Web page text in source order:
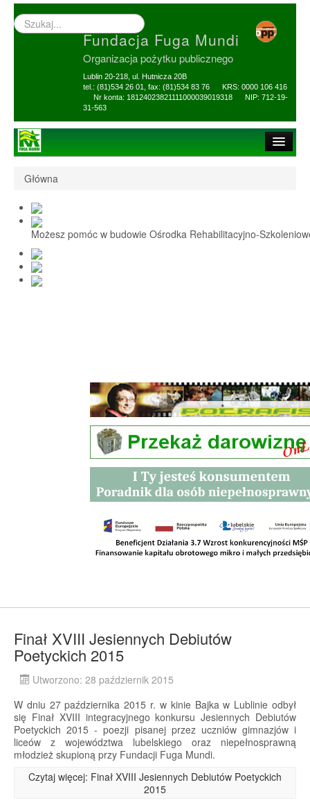
Wyszukiwarka
–
Fundacja Fuga Mundi
Organizacja pożytku publicznego
Lublin 20-218, ul. Hutnicza 20B
tel.: (81)534 26 01, fax: (81)534 83 76 KRS: 0000 106 416
Nr konta: 18124023821111000039019318 NIP: 712-19-
31-563
1,5% i darowizny
Nasi Beneficjenci
Ośrodek Reh-Szkol
Sprawozdania
Główna
Możesz pomóc w budowie Ośrodka Rehabilitacyjno-
Finał XVIII Jesiennych Debiutów
Poetyckich 2015
Utworzono: 28 październik 2015
W dniu 27 października 2015 r. w kinie Bajka w Lublinie odbył
się Finał XVIII integracyjnego konkursu Jesiennych Debiutów
Poetyckich 2015 - poezji pisanej przez uczniów gimnazjów i
liceów z województwa lubelskiego oraz niepełnosprawną
młodzież skupioną przy Fundacji Fuga Mundi.
Czytaj więcej: Finał XVIII Jesiennych Debiutów Poetyckich
2015